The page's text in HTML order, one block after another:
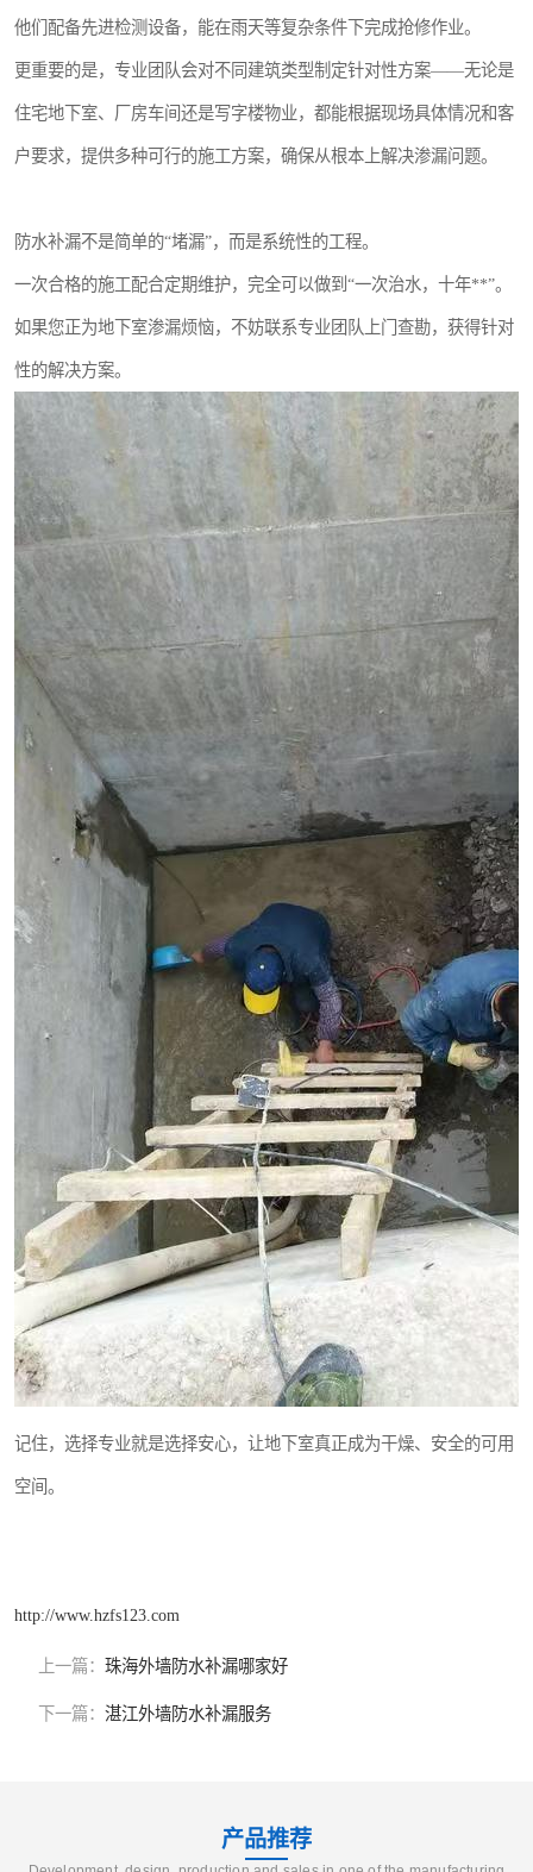
他们配备先进检测设备，能在雨天等复杂条件下完成抢修作业。
更重要的是，专业团队会对不同建筑类型制定针对性方案——无论是
住宅地下室、厂房车间还是写字楼物业，都能根据现场具体情况和客
户要求，提供多种可行的施工方案，确保从根本上解决渗漏问题。
防水补漏不是简单的“堵漏”，而是系统性的工程。
一次合格的施工配合定期维护，完全可以做到“一次治水，十年**”。
如果您正为地下室渗漏烦恼，不妨联系专业团队上门查勘，获得针对
性的解决方案。
记住，选择专业就是选择安心，让地下室真正成为干燥、安全的可用
空间。
http://www.hzfs123.com
上一篇： 珠海外墙防水补漏哪家好
下一篇： 湛江外墙防水补漏服务
产品推荐